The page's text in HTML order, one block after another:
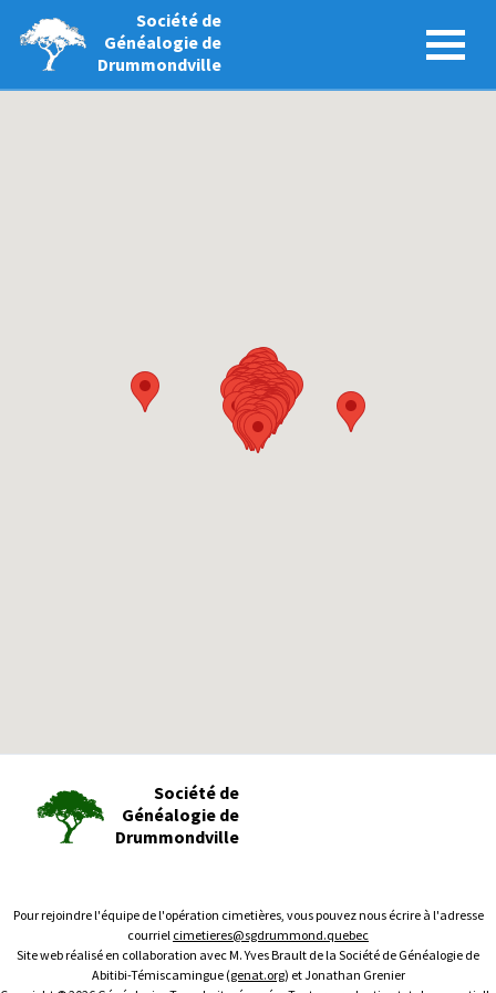
Société de
Généalogie de
Drummondville
Société de
Généalogie de
Drummondville
Pour rejoindre l'équipe de l'opération cimetières, vous pouvez nous écrire à l'adresse
courriel cimetieres@sgdrummond.quebec
Site web réalisé en collaboration avec M. Yves Brault de la Société de Généalogie de
Abitibi-Témiscamingue (genat.org) et Jonathan Grenier